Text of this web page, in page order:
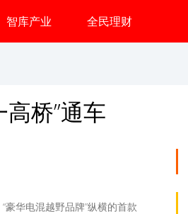
智库产业 全民理财
桥”通车
华电混越野品牌”纵横的首款